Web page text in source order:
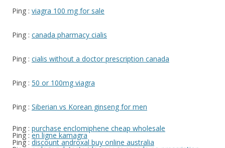
Ping : viagra 100 mg for sale
Ping : canada pharmacy cialis
Ping : cialis without a doctor prescription canada
Ping : 50 or 100mg viagra
Ping : Siberian vs Korean ginseng for men
Ping : purchase enclomiphene cheap wholesale
Ping : en ligne kamagra
Ping : discount androxal buy online australia